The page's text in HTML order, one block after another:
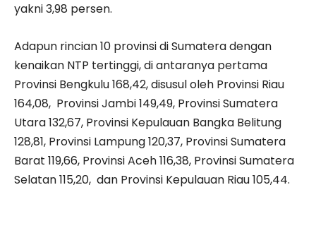
yakni 3,98 persen.
Adapun rincian 10 provinsi di Sumatera dengan
kenaikan NTP tertinggi, di antaranya pertama
Provinsi Bengkulu 168,42, disusul oleh Provinsi Riau
164,08, Provinsi Jambi 149,49, Provinsi Sumatera
Utara 132,67, Provinsi Kepulauan Bangka Belitung
128,81, Provinsi Lampung 120,37, Provinsi Sumatera
Barat 119,66, Provinsi Aceh 116,38, Provinsi Sumatera
Selatan 115,20, dan Provinsi Kepulauan Riau 105,44.